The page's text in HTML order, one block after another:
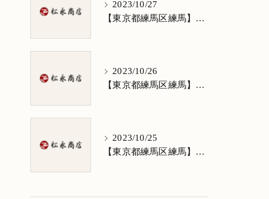
2023/10/27
【東京都練馬区練馬】清掃求人★1日3h/週5日/祝日お休み★谷原在住の方歓迎
2023/10/26
【東京都練馬区練馬】清掃求人★1日3h/週5日/祝日お休み★南田中在住の方歓迎
2023/10/25
【東京都練馬区練馬】清掃求人★1日3h/週5日/祝日お休み★南大泉在住の方歓迎